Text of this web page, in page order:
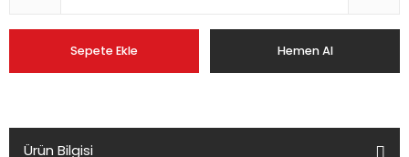
Sepete Ekle Hemen Al
Ürün Bilgisi